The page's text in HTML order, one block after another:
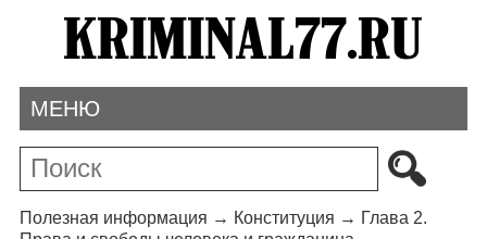
МЕНЮ
Полезная информация → Конституция → Глава 2.